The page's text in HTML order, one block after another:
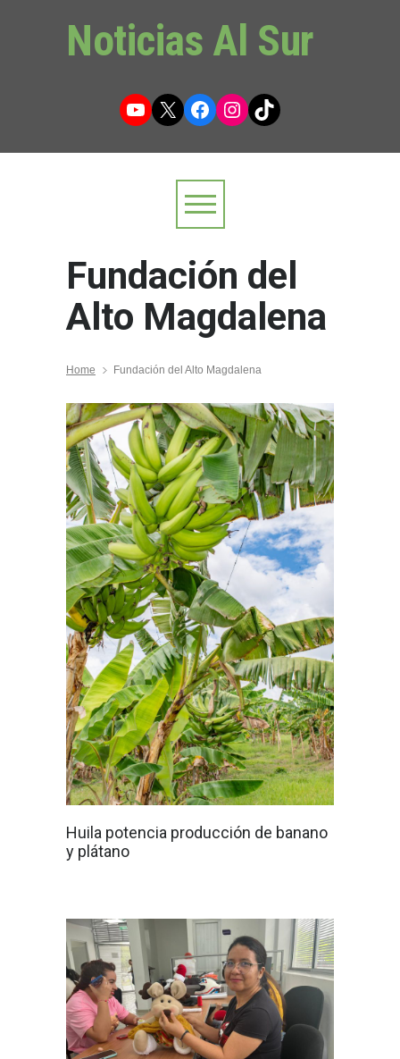
Noticias Al Sur
YouTube
X Facebook
Instagram
TikTok
Fundación del
Alto Magdalena
Home Fundación del Alto Magdalena
Huila potencia producción de banano
y plátano